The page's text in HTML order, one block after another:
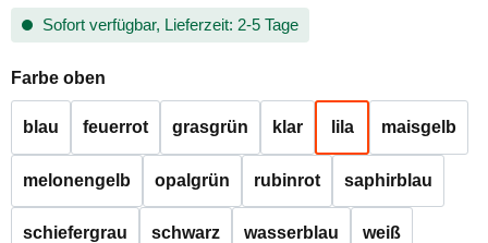
Sofort verfügbar, Lieferzeit: 2-5 Tage
Farbe oben
blau feuerrot grasgrün klar lila maisgelb
melonengelb opalgrün rubinrot saphirblau
schiefergrau schwarz wasserblau weiß